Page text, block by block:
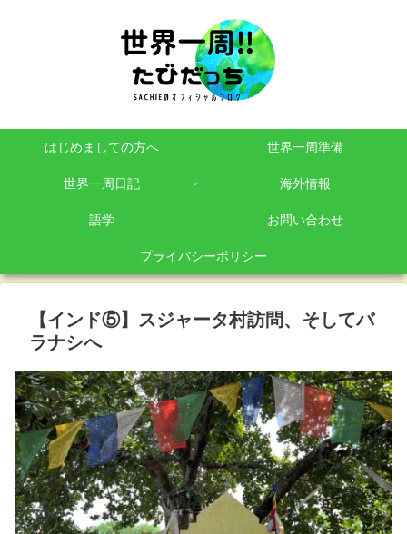
はじめましての方へ 世界一周準備
世界一周日記 海外情報
語学 お問い合わせ
プライバシーポリシー
【インド⑤】スジャータ村訪問、そしてバ
ラナシへ